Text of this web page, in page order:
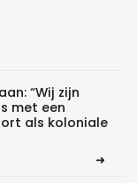
“Wij zijn
met een
als koloniale